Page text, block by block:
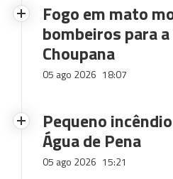
Fogo em mato
bombeiros para
Choupana
05 ago 2026 18:07
Pequeno
Água de Pena
05 ago 2026 15:21